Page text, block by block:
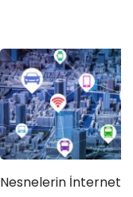
Nesnelerin İnterneti